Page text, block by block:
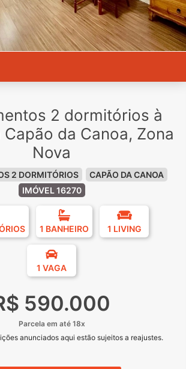
2 dormitórios à
Capão da Canoa, Zona
Nova
2 DORMITÓRIOS
CAPÃO DA CANOA
IMÓVEL 16270
1 BANHEIRO 1 LIVING
1 VAGA
590.000
Parcela em até 18x
anunciados aqui estão sujeitos a reajustes.